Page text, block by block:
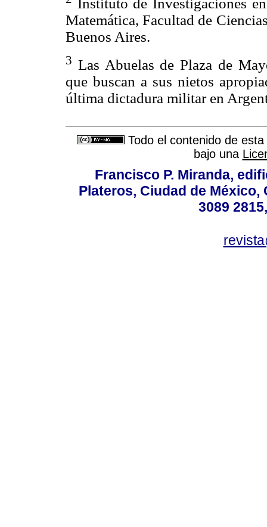
Instituto de Investigaciones
Matemática, Facultad de
Buenos Aires.
3 Las Abuelas de Plaza de
que buscan a sus nietos
última dictadura militar en
Todo el contenido de
bajo una
Francisco P. Miranda,
Plateros, Ciudad de México,
3089